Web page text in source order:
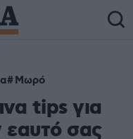
Μωρό
tips για
εαυτό σας